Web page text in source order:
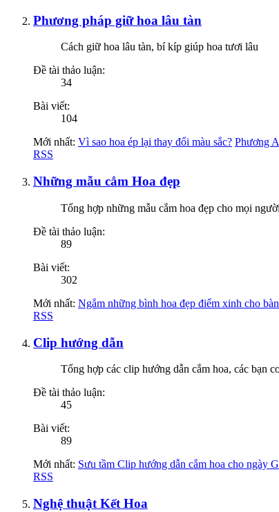
Phương pháp giữ hoa lâu tàn
Cách giữ hoa lâu tàn, bí kíp giúp hoa tươi lâu
Đề tài thảo luận:
34
Bài viết:
104
Mới nhất: Vì sao hoa ép lại thay đổi màu sắc? Phương
RSS
Những mẫu cắm Hoa đẹp
Tổng hợp những mẫu cắm hoa đẹp cho mọi
Đề tài thảo luận:
89
Bài viết:
302
Mới nhất: Ngắm những bình hoa đẹp điểm xinh cho
RSS
Clip hướng dẫn
Tổng hợp các clip hướng dẫn cắm hoa, các bạn
Đề tài thảo luận:
45
Bài viết:
89
Mới nhất: Sưu tầm Clip hướng dẫn cắm hoa cho ngày
RSS
Nghệ thuật Kết Hoa